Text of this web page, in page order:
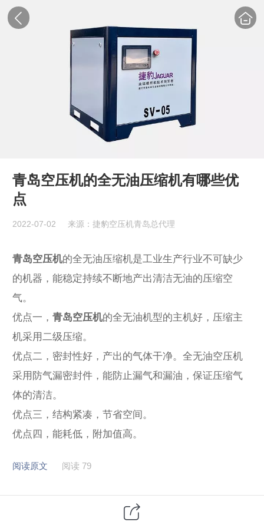
青岛空压机的全无油压缩机有哪些优
点
2022-07-02 来源：捷豹空压机青岛总代理
青岛空压机的全无油压缩机是工业生产行业不可缺少
的机器，能稳定持续不断地产出清洁无油的压缩空
气。
优点一， 青岛空压机的全无油机型的主机好，压缩主
机采用二级压缩。
优点二，密封性好，产出的气体干净。全无油空压机
采用防气漏密封件，能防止漏气和漏油，保证压缩气
体的清洁。
优点三，结构紧凑，节省空间。
优点四，能耗低，附加值高。
阅读原文 阅读 79